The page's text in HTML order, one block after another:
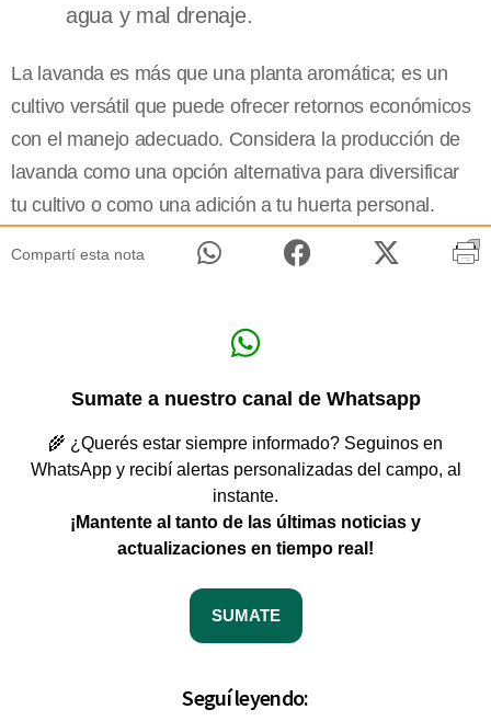
agua y mal drenaje.
La lavanda es más que una planta aromática; es un
cultivo versátil que puede ofrecer retornos económicos
con el manejo adecuado. Considera la producción de
lavanda como una opción alternativa para diversificar
tu cultivo o como una adición a tu huerta personal.
Compartí esta nota
Sumate a nuestro canal de Whatsapp
🌾 ¿Querés estar siempre informado? Seguinos en
WhatsApp y recibí alertas personalizadas del campo, al
instante.
¡Mantente al tanto de las últimas noticias y
actualizaciones en tiempo real!
SUMATE
Seguí leyendo: